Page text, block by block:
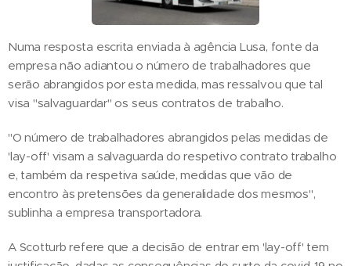
Numa resposta escrita enviada à agência Lusa, fonte da
empresa não adiantou o número de trabalhadores que
serão abrangidos por esta medida, mas ressalvou que tal
visa "salvaguardar" os seus contratos de trabalho.
"O número de trabalhadores abrangidos pelas medidas de
'lay-off' visam a salvaguarda do respetivo contrato trabalho
e, também da respetiva saúde, medidas que vão de
encontro às pretensões da generalidade dos mesmos",
sublinha a empresa transportadora.
A Scotturb refere que a decisão de entrar em 'lay-off' tem